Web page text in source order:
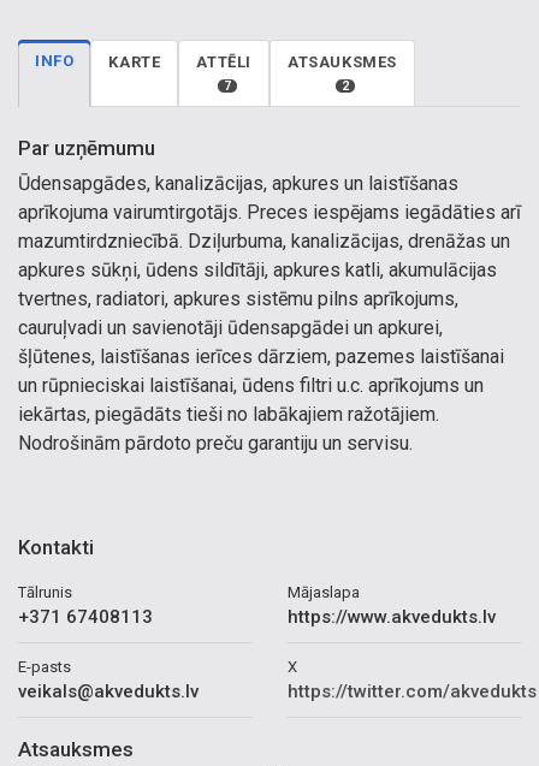
INFO KARTE ATTĒLI
7
ATSAUKSMES
2
Par uzņēmumu
Ūdensapgādes, kanalizācijas, apkures un laistīšanas
aprīkojuma vairumtirgotājs. Preces iespējams iegādāties arī
mazumtirdzniecībā. Dziļurbuma, kanalizācijas, drenāžas un
apkures sūkņi, ūdens sildītāji, apkures katli, akumulācijas
tvertnes, radiatori, apkures sistēmu pilns aprīkojums,
cauruļvadi un savienotāji ūdensapgādei un apkurei,
šļūtenes, laistīšanas ierīces dārziem, pazemes laistīšanai
un rūpnieciskai laistīšanai, ūdens filtri u.c. aprīkojums un
iekārtas, piegādāts tieši no labākajiem ražotājiem.
Nodrošinām pārdoto preču garantiju un servisu.
Kontakti
Tālrunis
+371 67408113
E-pasts
veikals@akvedukts.lv
Mājaslapa
https://www.akvedukts.lv
X
https://twitter.com/akvedukts
Atsauksmes